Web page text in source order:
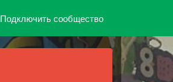
Подключить сообщество